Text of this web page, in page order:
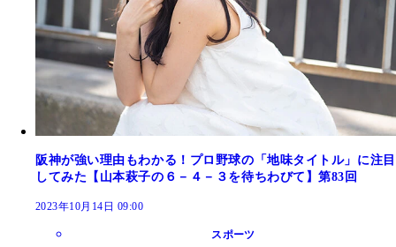
阪神が強い理由もわかる！プロ野球の「地味タイトル」に注目
してみた【山本萩子の６－４－３を待ちわびて】第83回
2023年10月14日 09:00
スポーツ